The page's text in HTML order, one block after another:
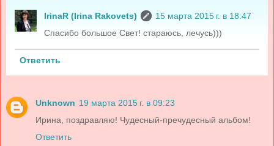
IrinaR (Irina Rakovets)
15 марта 2015 г. в 18:47
Спасибо большое Свет! стараюсь, лечусь)))
Ответить
Unknown 19 марта 2015 г. в 09:23
Ирина, поздравляю! Чудесный-пречудесный альбом!
Ответить